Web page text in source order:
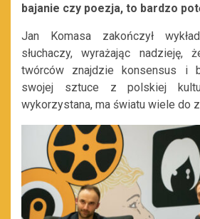
bajanie czy poezja, to bardzo
Jan Komasa zakończył
słuchaczy, wyrażając nadzieję,
twórców znajdzie konsensus i
swojej sztuce z polskiej
wykorzystana, ma światu wiele do